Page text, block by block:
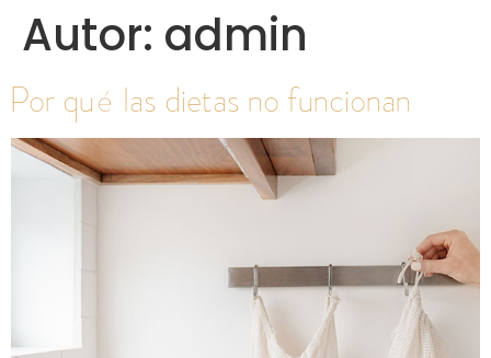
Autor: admin
Por qué las dietas no funcionan